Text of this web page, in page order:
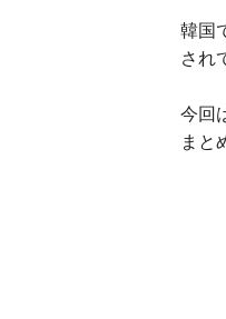
韓国
され
今回
まと